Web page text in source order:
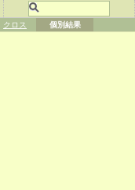
クロス 個別結果